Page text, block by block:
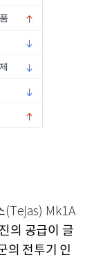
(Tejas) Mk1A
의 공급이 글
의 전투기 인